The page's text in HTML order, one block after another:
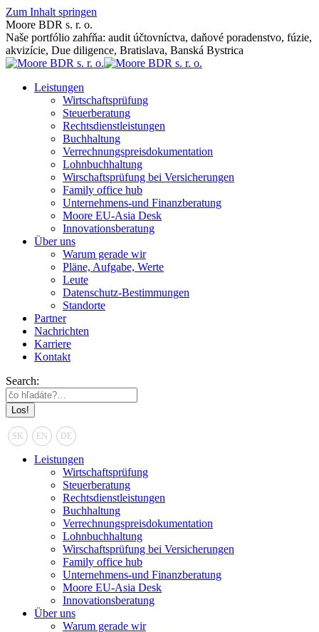
Zum Inhalt springen
Moore BDR s. r. o.
Naše portfólio zahŕňa: audit účtovníctva, daňové poradenstvo, fúzie,
akvizície, Due diligence, Bratislava, Banská Bystrica
Leistungen
Wirtschaftsprüfung
Steuerberatung
Rechtsdienstleistungen
Buchhaltung
Verrechnungspreisdokumentation
Lohnbuchhaltung
Wirschaftsprüfung bei Versicherungen
Family office hub
Unternehmens-und Finanzberatung
Moore EU-Asia Desk
Innovationsberatung
Über uns
Warum gerade wir
Pläne, Aufgabe, Werte
Leute
Datenschutz-Bestimmungen
Standorte
Partner
Nachrichten
Karriere
Kontakt
Search:
SK EN DE
Leistungen
Wirtschaftsprüfung
Steuerberatung
Rechtsdienstleistungen
Buchhaltung
Verrechnungspreisdokumentation
Lohnbuchhaltung
Wirschaftsprüfung bei Versicherungen
Family office hub
Unternehmens-und Finanzberatung
Moore EU-Asia Desk
Innovationsberatung
Über uns
Warum gerade wir